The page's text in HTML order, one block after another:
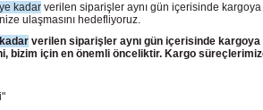
kadar verilen siparişler aynı gün içerisinde
ulaşmasını hedefliyoruz.
verilen siparişler aynı gün içerisinde
bizim için en önemli önceliktir. Kargo